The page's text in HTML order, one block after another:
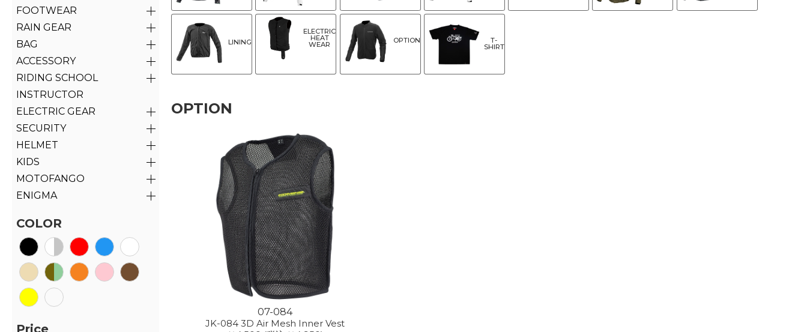
FOOTWEAR
RAIN GEAR
BAG
ACCESSORY
RIDING SCHOOL
INSTRUCTOR
ELECTRIC GEAR
SECURITY
HELMET
KIDS
MOTOFANGO
ENIGMA
COLOR
Price
LINING
ELECTRIC
HEAT
WEAR OPTION T-
SHIRT
OPTION
07-084
JK-084 3D Air Mesh Inner Vest